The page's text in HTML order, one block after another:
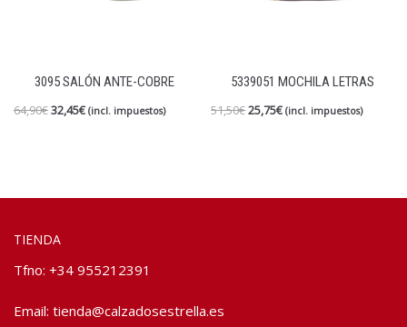
3095 SALÓN ANTE-COBRE
64,90€32,45€ (incl. impuestos)
5339051 MOCHILA LETRAS
51,50€25,75€ (incl. impuestos)
TIENDA
Tfno: +34 955212391
Email: tienda@calzadosestrella.es